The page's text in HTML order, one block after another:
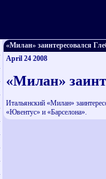
«Милан» заинтересовался
April 24 2008
«Милан»
Итальянский «Милан»
«Ювентус» и «Барселона».